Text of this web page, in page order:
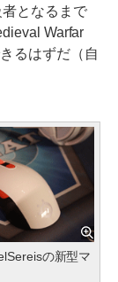
者となるまで
Warfar
るはずだ（自
の新型マ